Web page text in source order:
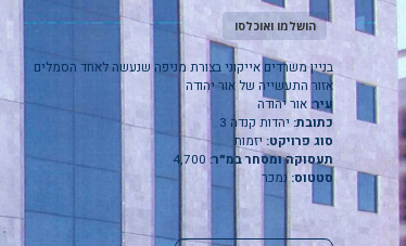
הושלמו ואוכלסו
בניין משרדים אייקוני בצורת מניפה שנעשה לאחד הסמלים
אזור התעשייה של אור יהודה
עיר:אור יהודה
כתובת: יהדות קנדה 3
סוג פרויקט: יזמות
תעסוקה ומסחר במ״ר: 4,700
סטטוס:נמכר